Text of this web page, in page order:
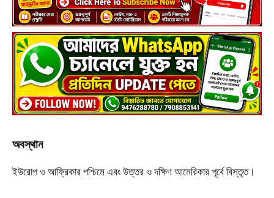
অবস্থান
ইউরোপ ও আফ্রিকার পশ্চিমে এবং উত্তর ও দক্ষিণ আমেরিকার পূর্বে বিস্তৃত।